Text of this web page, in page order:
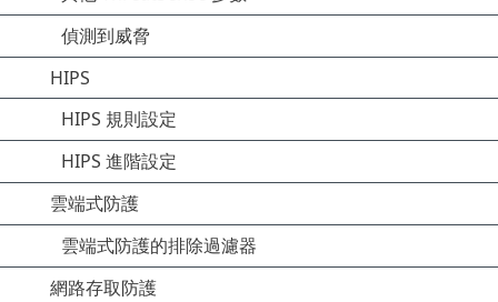
偵測到威脅
HIPS
HIPS 規則設定
HIPS 進階設定
雲端式防護
雲端式防護的排除過濾器
網路存取防護